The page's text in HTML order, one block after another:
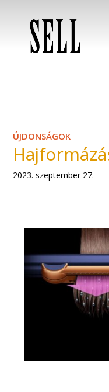
ÚJDONSÁGOK
2023. szeptember 27.